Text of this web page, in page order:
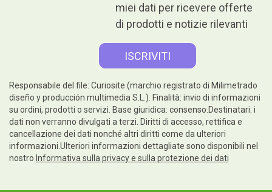
miei dati per ricevere offerte
di prodotti e notizie rilevanti
Responsabile del file: Curiosite (marchio registrato di Milimetrado
diseño y producción multimedia S.L.). Finalità: invio di informazioni
su ordini, prodotti o servizi. Base giuridica: consenso.Destinatari: i
dati non verranno divulgati a terzi. Diritti di accesso, rettifica e
cancellazione dei dati nonché altri diritti come da ulteriori
informazioni.Ulteriori informazioni dettagliate sono disponibili nel
nostro Informativa sulla privacy e sulla protezione dei dati